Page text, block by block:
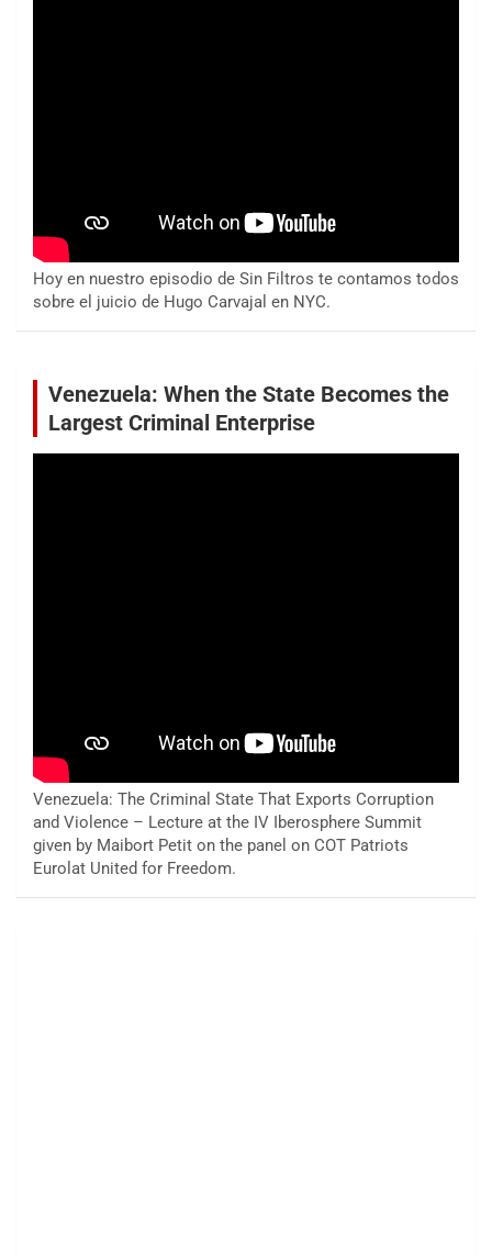
Hoy en nuestro episodio de Sin Filtros te contamos todos
sobre el juicio de Hugo Carvajal en NYC.
Venezuela: When the State Becomes the
Largest Criminal Enterprise
Venezuela: The Criminal State That Exports Corruption
and Violence – Lecture at the IV Iberosphere Summit
given by Maibort Petit on the panel on COT Patriots
Eurolat United for Freedom.